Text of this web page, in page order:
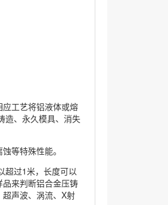
工艺将铝液体或熔
造、永久模具、消失
等特殊性能。
超过1米，长度可以
来判断铝合金压铸
声波、涡流、X射